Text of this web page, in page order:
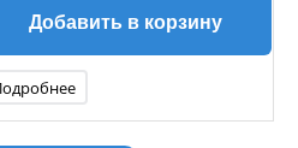
Добавить в корзину